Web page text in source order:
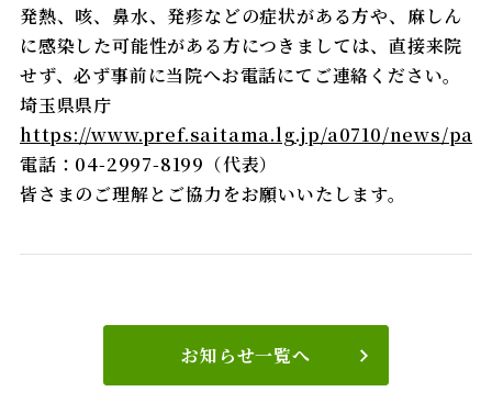
発熱、咳、鼻水、発疹などの症状がある方や、麻しん
に感染した可能性がある方につきましては、直接来院
せず、必ず事前に当院へお電話にてご連絡ください。
埼玉県県庁
https://www.pref.saitama.lg.jp/a0710/news/
電話：04-2997-8199（代表）
皆さまのご理解とご協力をお願いいたします。
お知らせ一覧へ